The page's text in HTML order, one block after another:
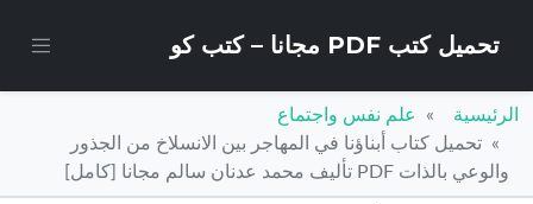
تحميل كتب PDF مجانا – كتب كو
الرئيسية
علم نفس واجتماع
تحميل كتاب أبناؤنا في المهاجر بين الانسلاخ من الجذور
والوعي بالذات PDF تأليف محمد عدنان سالم مجانا [كامل]